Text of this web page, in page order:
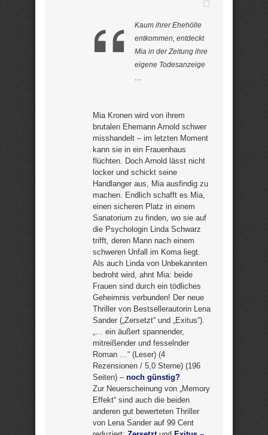
Kaum ihrer Ehehölle
entkommen, entdeckt
Mia in der Zeitung ihre
eigene Todesanzeige
…
Mia Kronen wird von ihrem
brutalen Ehemann Arnold schwer
misshandelt – im letzten Moment
kann sie in ein Frauenhaus
flüchten. Doch Arnold lässt nicht
locker und schickt seine
Handlanger aus, Mia ausfindig zu
machen. Endlich schafft es Mia,
einen sicheren Platz in einem
Sanatorium zu finden, wo sie auf
die Psychologin Linda Schwarz
trifft, deren Mann nach einem
schweren Unfall im Koma liegt.
Als auch Linda von Unbekannten
bedroht wird, ahnt Mia: beide
Frauen sind durch ein tödliches
Geheimnis verbunden! Der neue
Thriller von Bestsellerautorin Lena
Sander („Zersetzt“ und „Exitus“).
„… ein äußert spannender,
mitreißender und fesselnder
Roman …“ (Leser) (4
Rezensionen / 5,0 Sterne) (196
Seiten) – noch günstig?
Zur Neuerscheinung von „Memory
Effekt“ sind auch die beiden
anderen gut bewerteten Thriller
von Lena Sander auf 99 Cent